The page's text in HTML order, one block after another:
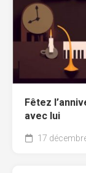
Fêtez
avec lui
17